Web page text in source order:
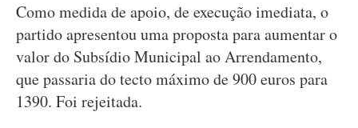
Como medida de apoio, de execução imediata, o
partido apresentou uma proposta para aumentar o
valor do Subsídio Municipal ao Arrendamento,
que passaria do tecto máximo de 900 euros para
1390. Foi rejeitada.